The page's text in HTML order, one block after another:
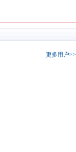
更多用户>>